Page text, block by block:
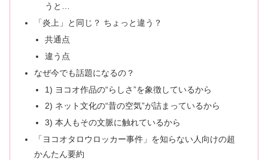
うと…
「炎上」と同じ？ ちょっと違う？
共通点
違う点
なぜ今でも話題になるの？
1) ヨコオ作品の“らしさ”を象徴しているから
2) ネット文化の“昔の空気”が詰まっているから
3) 本人もその文脈に触れているから
「ヨコオタロウロッカー事件」を知らない人向けの超
かんたん要約